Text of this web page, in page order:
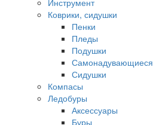
Инструмент
Коврики, сидушки
Пенки
Пледы
Подушки
Самонадувающиеся
Сидушки
Компасы
Ледобуры
Аксессуары
Буры